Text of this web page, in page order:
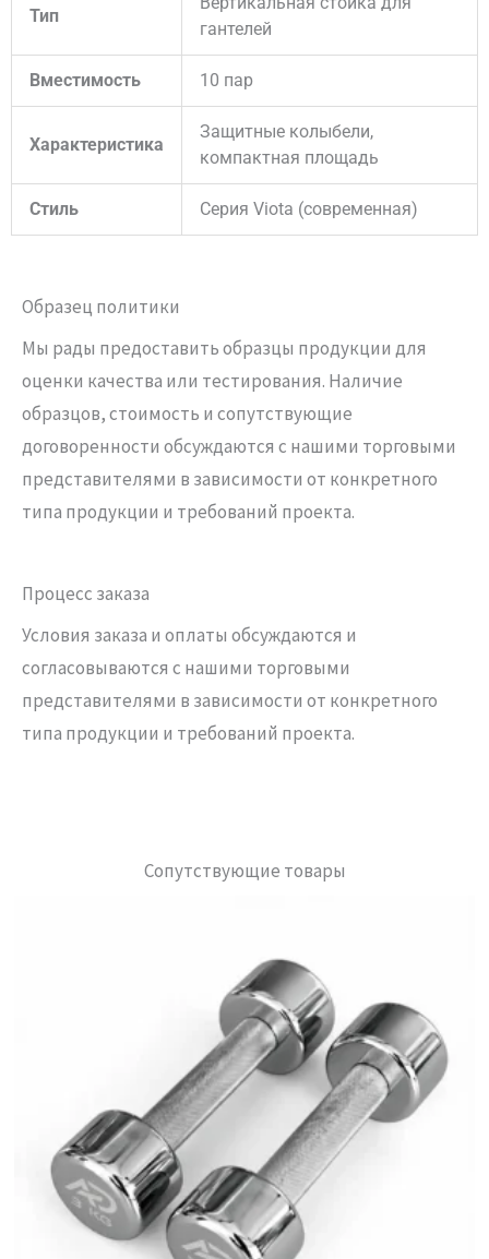
Тип
гантелей
Вместимость 10 пар
Характеристика
Защитные колыбели,
компактная площадь
Стиль Серия Viota (современная)
Образец политики
Мы рады предоставить образцы продукции для
оценки качества или тестирования. Наличие
образцов, стоимость и сопутствующие
договоренности обсуждаются с нашими торговыми
представителями в зависимости от конкретного
типа продукции и требований проекта.
Процесс заказа
Условия заказа и оплаты обсуждаются и
согласовываются с нашими торговыми
представителями в зависимости от конкретного
типа продукции и требований проекта.
Сопутствующие товары